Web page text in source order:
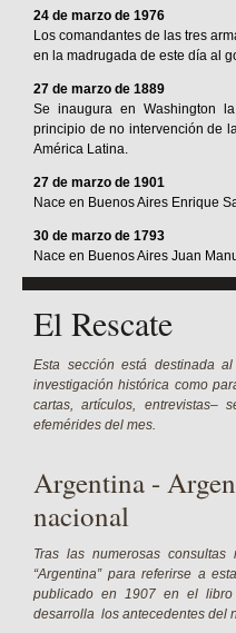
24 de marzo de 1976
Los comandantes de las tres
en la madrugada de este día al
27 de marzo de 1889
Se inaugura en Washington
principio de no intervención de
América Latina.
27 de marzo de 1901
Nace en Buenos Aires Enrique
30 de marzo de 1793
Nace en Buenos Aires Juan
El Rescate
Esta sección está destinada
investigación histórica como
cartas, artículos, entrevistas–
efemérides del mes.
Argentina -
nacional
Tras las numerosas
“Argentina” para referirse a
publicado en 1907 en el libro
desarrolla los antecedentes del